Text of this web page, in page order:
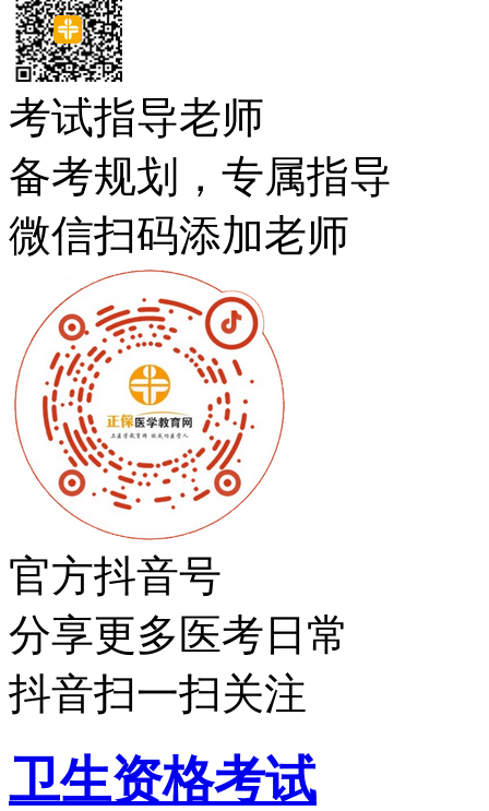
考试指导老师
备考规划，专属指导
微信扫码添加老师
官方抖音号
分享更多医考日常
抖音扫一扫关注
卫生资格考试